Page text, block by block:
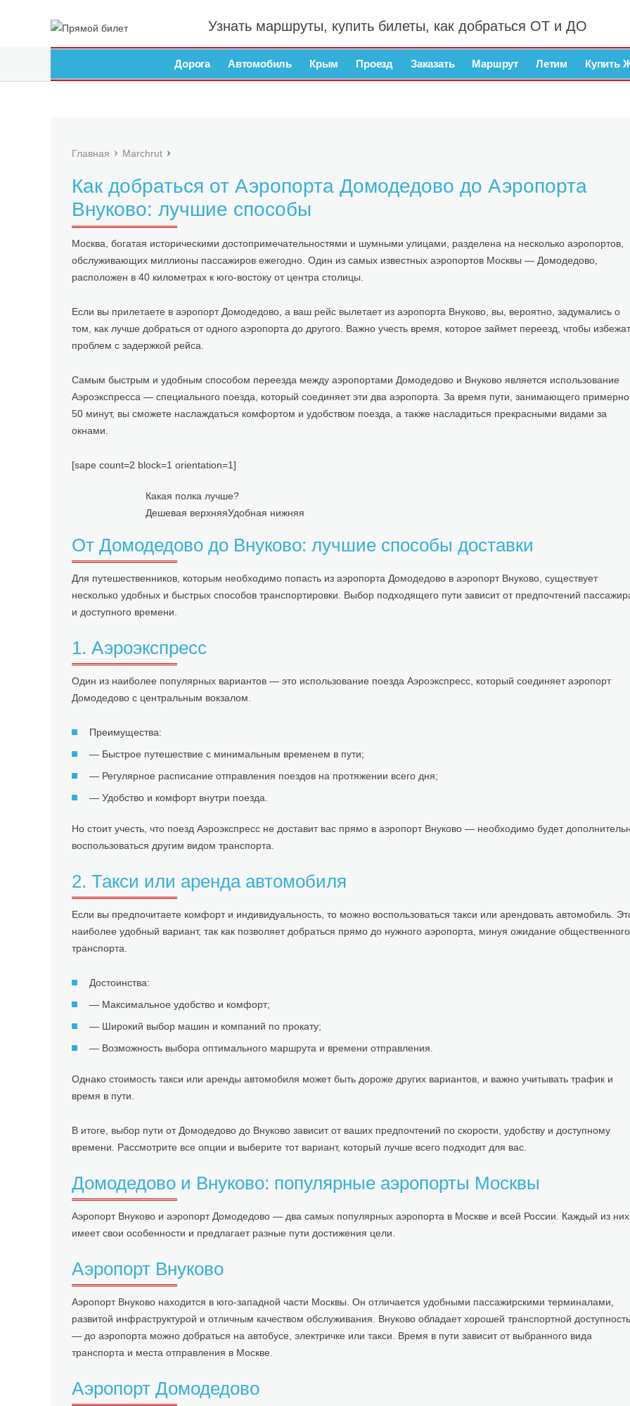
Узнать маршруты, купить билеты, как добраться ОТ и ДО
Дорога Автомобиль Крым Проезд Заказать Маршрут Летим Купить
Главная Marchrut
Как добраться от Аэропорта Домодедово до Аэропорта
Внуково: лучшие способы
Москва, богатая историческими достопримечательностями и шумными улицами, разделена на несколько аэропортов,
обслуживающих миллионы пассажиров ежегодно. Один из самых известных аэропортов Москвы — Домодедово,
расположен в 40 километрах к юго-востоку от центра столицы.
Если вы прилетаете в аэропорт Домодедово, а ваш рейс вылетает из аэропорта Внуково, вы, вероятно, задумались о
том, как лучше добраться от одного аэропорта до другого. Важно учесть время, которое займет переезд, чтобы
проблем с задержкой рейса.
Самым быстрым и удобным способом переезда между аэропортами Домодедово и Внуково является использование
Аэроэкспресса — специального поезда, который соединяет эти два аэропорта. За время пути, занимающего примерно
50 минут, вы сможете наслаждаться комфортом и удобством поезда, а также насладиться прекрасными видами за
окнами.
[sape count=2 block=1 orientation=1]
Какая полка лучше?
Дешевая верхняяУдобная нижняя
От Домодедово до Внуково: лучшие способы доставки
Для путешественников, которым необходимо попасть из аэропорта Домодедово в аэропорт Внуково, существует
несколько удобных и быстрых способов транспортировки. Выбор подходящего пути зависит от предпочтений
и доступного времени.
1. Аэроэкспресс
Один из наиболее популярных вариантов — это использование поезда Аэроэкспресс, который соединяет аэропорт
Домодедово с центральным вокзалом.
Преимущества:
— Быстрое путешествие с минимальным временем в пути;
— Регулярное расписание отправления поездов на протяжении всего дня;
— Удобство и комфорт внутри поезда.
Но стоит учесть, что поезд Аэроэкспресс не доставит вас прямо в аэропорт Внуково — необходимо будет
воспользоваться другим видом транспорта.
2. Такси или аренда автомобиля
Если вы предпочитаете комфорт и индивидуальность, то можно воспользоваться такси или арендовать автомобиль.
наиболее удобный вариант, так как позволяет добраться прямо до нужного аэропорта, минуя ожидание общественного
транспорта.
Достоинства:
— Максимальное удобство и комфорт;
— Широкий выбор машин и компаний по прокату;
— Возможность выбора оптимального маршрута и времени отправления.
Однако стоимость такси или аренды автомобиля может быть дороже других вариантов, и важно учитывать трафик и
время в пути.
В итоге, выбор пути от Домодедово до Внуково зависит от ваших предпочтений по скорости, удобству и доступному
времени. Рассмотрите все опции и выберите тот вариант, который лучше всего подходит для вас.
Домодедово и Внуково: популярные аэропорты Москвы
Аэропорт Внуково и аэропорт Домодедово — два самых популярных аэропорта в Москве и всей России. Каждый из них
имеет свои особенности и предлагает разные пути достижения цели.
Аэропорт Внуково
Аэропорт Внуково находится в юго-западной части Москвы. Он отличается удобными пассажирскими терминалами,
развитой инфраструктурой и отличным качеством обслуживания. Внуково обладает хорошей транспортной
— до аэропорта можно добраться на автобусе, электричке или такси. Время в пути зависит от выбранного вида
транспорта и места отправления в Москве.
Аэропорт Домодедово